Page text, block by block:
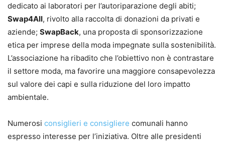
dedicato ai laboratori per l’autoriparazione degli abiti;
Swap4All, rivolto alla raccolta di donazioni da privati e
aziende; SwapBack, una proposta di sponsorizzazione
etica per imprese della moda impegnate sulla sostenibilità.
L’associazione ha ribadito che l’obiettivo non è contrastare
il settore moda, ma favorire una maggiore consapevolezza
sul valore dei capi e sulla riduzione del loro impatto
ambientale.
Numerosi consiglieri e consigliere comunali hanno
espresso interesse per l’iniziativa. Oltre alle presidenti